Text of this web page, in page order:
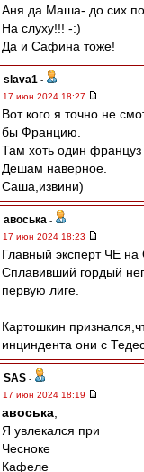
Аня да Маша- до сих
На слуху!!! -:)
Да и Сафина тоже!
slava1 -
17 июн 2024 18:27
Вот кого я точно не
бы Францию.
Там хоть один француз
Дешам наверное.
Саша,извини)
авоська -
17 июн 2024 18:23
Главный эксперт ЧЕ
Сплавивший гордый
первую лиге.
Картошкин
инциндента они с
SAS -
17 июн 2024 18:19
авоська
Я увлекался при
Чесноке
Кафеле